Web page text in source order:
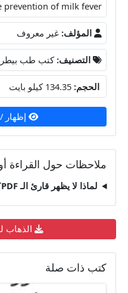
prevention of milk fever
المؤلف: غير معروف
التصنيف: كتب طب
الحجم:
إظهار
ملاحظات حول القراءة
لماذا لا يظهر قارئ الـ PDF؟
الذهاب
كتب ذات صلة